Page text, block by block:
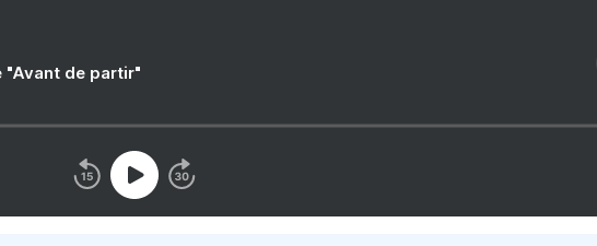
"Avant de partir"